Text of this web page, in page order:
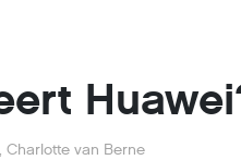
, Charlotte van Berne